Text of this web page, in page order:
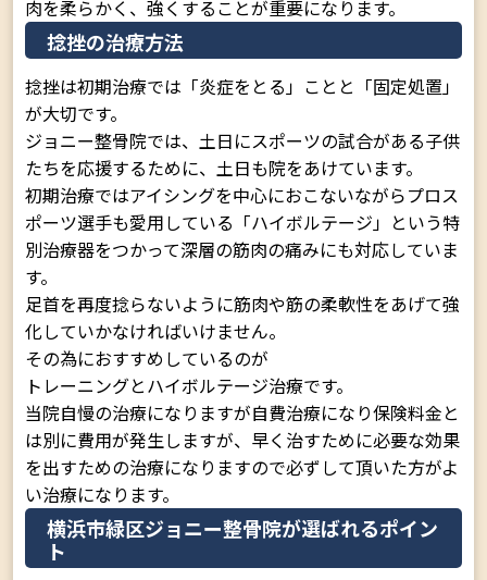
肉を柔らかく、強くすることが重要になります。
捻挫の治療方法
捻挫は初期治療では「炎症をとる」ことと「固定処置」
が大切です。
ジョニー整骨院では、土日にスポーツの試合がある子供
たちを応援するために、土日も院をあけています。
初期治療ではアイシングを中心におこないながらプロス
ポーツ選手も愛用している「ハイボルテージ」という特
別治療器をつかって深層の筋肉の痛みにも対応していま
す。
足首を再度捻らないように筋肉や筋の柔軟性をあげて強
化していかなければいけません。
その為におすすめしているのが
トレーニングとハイボルテージ治療です。
当院自慢の治療になりますが自費治療になり保険料金と
は別に費用が発生しますが、早く治すために必要な効果
を出すための治療になりますので必ずして頂いた方がよ
い治療になります。
横浜市緑区ジョニー整骨院が選ばれるポイン
ト